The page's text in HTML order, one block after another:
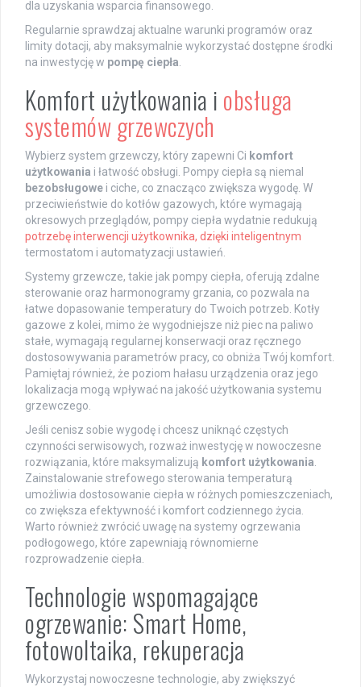
dla uzyskania wsparcia finansowego.
Regularnie sprawdzaj aktualne warunki programów oraz
limity dotacji, aby maksymalnie wykorzystać dostępne środki
na inwestycję w pompę ciepła.
Komfort użytkowania i obsługa
systemów grzewczych
Wybierz system grzewczy, który zapewni Ci komfort
użytkowania i łatwość obsługi. Pompy ciepła są niemal
bezobsługowe i ciche, co znacząco zwiększa wygodę. W
przeciwieństwie do kotłów gazowych, które wymagają
okresowych przeglądów, pompy ciepła wydatnie redukują
potrzebę interwencji użytkownika, dzięki inteligentnym
termostatom i automatyzacji ustawień.
Systemy grzewcze, takie jak pompy ciepła, oferują zdalne
sterowanie oraz harmonogramy grzania, co pozwala na
łatwe dopasowanie temperatury do Twoich potrzeb. Kotły
gazowe z kolei, mimo że wygodniejsze niż piec na paliwo
stałe, wymagają regularnej konserwacji oraz ręcznego
dostosowywania parametrów pracy, co obniża Twój komfort.
Pamiętaj również, że poziom hałasu urządzenia oraz jego
lokalizacja mogą wpływać na jakość użytkowania systemu
grzewczego.
Jeśli cenisz sobie wygodę i chcesz uniknąć częstych
czynności serwisowych, rozważ inwestycję w nowoczesne
rozwiązania, które maksymalizują komfort użytkowania.
Zainstalowanie strefowego sterowania temperaturą
umożliwia dostosowanie ciepła w różnych pomieszczeniach,
co zwiększa efektywność i komfort codziennego życia.
Warto również zwrócić uwagę na systemy ogrzewania
podłogowego, które zapewniają równomierne
rozprowadzenie ciepła.
Technologie wspomagające
ogrzewanie: Smart Home,
fotowoltaika, rekuperacja
Wykorzystaj nowoczesne technologie, aby zwiększyć